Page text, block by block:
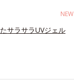
NEW
サラサラUVジェル